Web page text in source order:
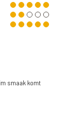
smaak komt